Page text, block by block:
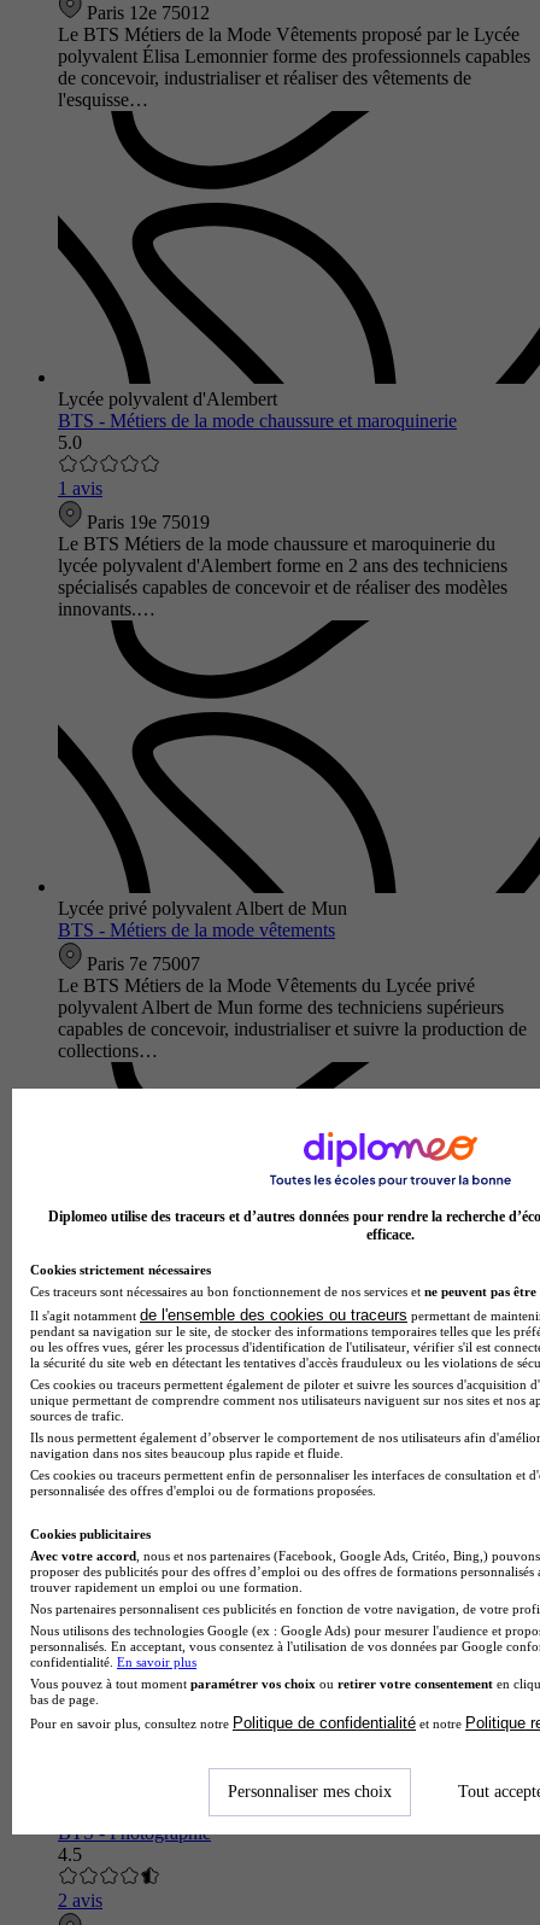
Paris 12e 75012
Le BTS Métiers de la Mode Vêtements proposé par le Lycée
polyvalent Élisa Lemonnier forme des professionnels capables
de concevoir, industrialiser et réaliser des vêtements de
l'esquisse…
Lycée polyvalent d'Alembert
BTS - Métiers de la mode chaussure et maroquinerie
5.0
1 avis
Paris 19e 75019
Le BTS Métiers de la mode chaussure et maroquinerie du
lycée polyvalent d'Alembert forme en 2 ans des techniciens
spécialisés capables de concevoir et de réaliser des modèles
innovants.…
Lycée privé polyvalent Albert de Mun
BTS - Métiers de la mode vêtements
Paris 7e 75007
Le BTS Métiers de la Mode Vêtements du Lycée privé
polyvalent Albert de Mun forme des techniciens supérieurs
capables de concevoir, industrialiser et suivre la production de
collections…
Lycée professionnel Madeleine Vionnet
BTS - Métiers de la mode vêtements
Bondy 93140
Le BTS Métiers de la Mode Vêtements proposé par le Lycée
professionnel Madeleine Vionnet forme des techniciens
supérieurs capables de concevoir, industrialiser et produire des
collection…
Lycée technologique d'Arts appliqués Auguste Renoir
BTS - Photographie
4.5
2 avis
Diplomeo utilise des traceurs et d’autres données pour rendre la recherche
efficace.
Cookies strictement nécessaires
Ces traceurs sont nécessaires au bon fonctionnement de nos services et ne peuvent pas être
Il s'agit notamment de l'ensemble des cookies ou traceurs permettant de
pendant sa navigation sur le site, de stocker des informations temporaires telles que les
ou les offres vues, gérer les processus d'identification de l'utilisateur, vérifier s'il est
la sécurité du site web en détectant les tentatives d'accès frauduleux ou les violations de
Ces cookies ou traceurs permettent également de piloter et suivre les sources d'acquisition
unique permettant de comprendre comment nos utilisateurs naviguent sur nos sites et nos
sources de trafic.
Ils nous permettent également d’observer le comportement de nos utilisateurs afin
navigation dans nos sites beaucoup plus rapide et fluide.
Ces cookies ou traceurs permettent enfin de personnaliser les interfaces de consultation et
personnalisée des offres d'emploi ou de formations proposées.
Cookies publicitaires
Avec votre accord , nous et nos partenaires (Facebook, Google Ads, Critéo, Bing,)
proposer des publicités pour des offres d’emploi ou des offres de formations
trouver rapidement un emploi ou une formation.
Nos partenaires personnalisent ces publicités en fonction de votre navigation, de votre
Nous utilisons des technologies Google (ex : Google Ads) pour mesurer l'audience et
personnalisés. En acceptant, vous consentez à l'utilisation de vos données par Google
confidentialité. En savoir plus
Vous pouvez à tout moment paramétrer vos choix ou retirer votre consentement en
bas de page.
Pour en savoir plus, consultez notre Politique de confidentialité et notre Politique
Personnaliser mes choix Tout